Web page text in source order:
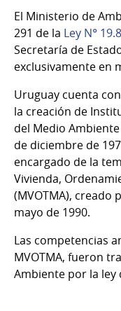
El Ministerio de
291 de la Ley N°
Secretaría de
exclusivamente en
Uruguay cuenta
la creación de
del Medio Ambiente
de diciembre de
encargado de la
Vivienda,
(MVOTMA), creado
mayo de 1990.
Las competencias
MVOTMA, fueron
Ambiente por la ley